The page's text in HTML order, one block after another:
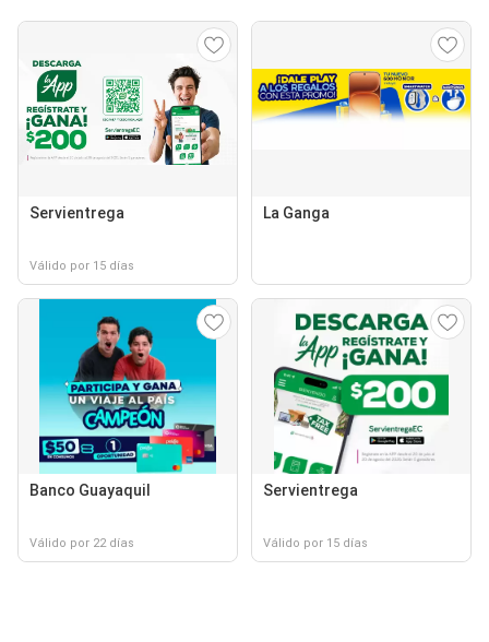
Servientrega
Válido por 15 días
La Ganga
Banco Guayaquil
Válido por 22 días
Servientrega
Válido por 15 días